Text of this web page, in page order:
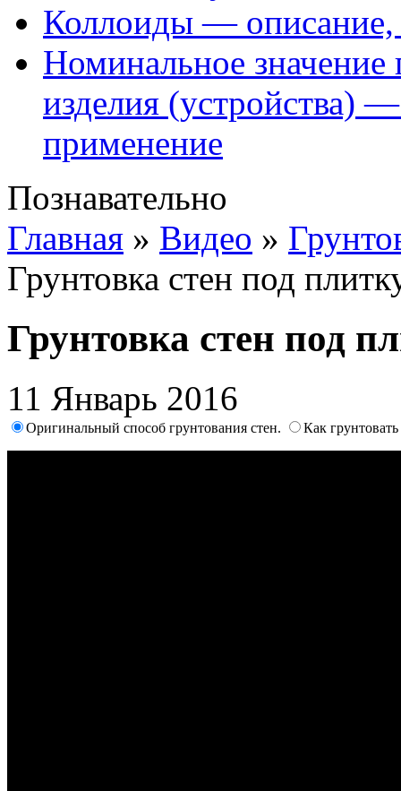
Коллоиды — описание,
Номинальное значение
изделия (устройства)
применение
Познавательно
Главная » Видео »
Грунтовка стен под
Грунтовка стен под
11 Январь 2016
Оригинальный способ грунтования стен. Как